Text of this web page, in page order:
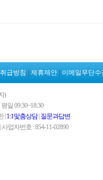
급방침 제휴제안 이메일무단수
)
일 09:30~18:30
|1:1맟춤상담|질문과답변
업자번호 : 854-11-02890